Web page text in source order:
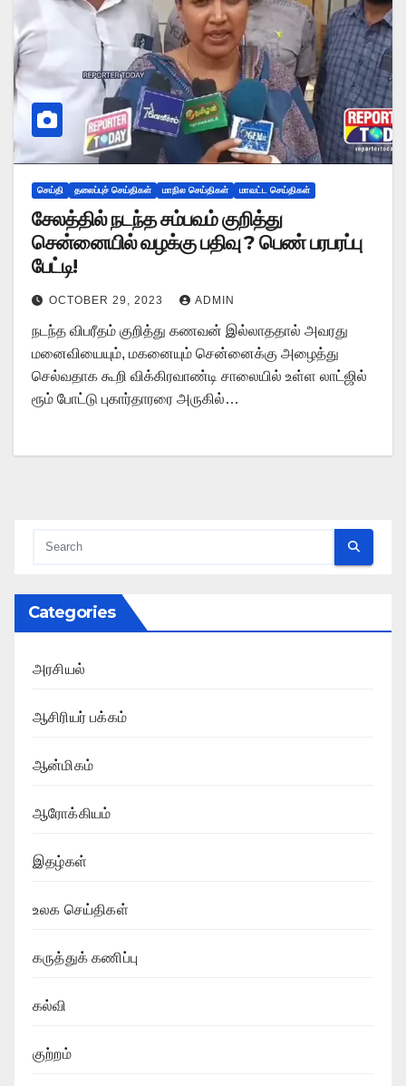
செய்தி தலைப்புச் செய்திகள் மாநில செய்திகள் மாவட்ட செய்திகள்
சேலத்தில் நடந்த சம்பவம் குறித்து
சென்னையில் வழக்கு பதிவு ? பெண் பரபரப்பு
பேட்டி!
OCTOBER 29, 2023 ADMIN
நடந்த விபரீதம் குறித்து கணவன் இல்லாததால் அவரது
மனைவியையும், மகனையும் சென்னைக்கு அழைத்து
செல்வதாக கூறி விக்கிரவாண்டி சாலையில் உள்ள லாட்ஜில்
ரூம் போட்டு புகார்தாரரை அருகில்…
Categories
அரசியல்
ஆசிரியர் பக்கம்
ஆன்மிகம்
ஆரோக்கியம்
இதழ்கள்
உலக செய்திகள்
கருத்துக் கணிப்பு
கல்வி
குற்றம்